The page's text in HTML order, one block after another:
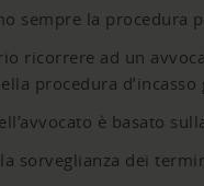
sempre la procedura
ricorrere ad un
procedura d’incasso
è basato
sorveglianza dei